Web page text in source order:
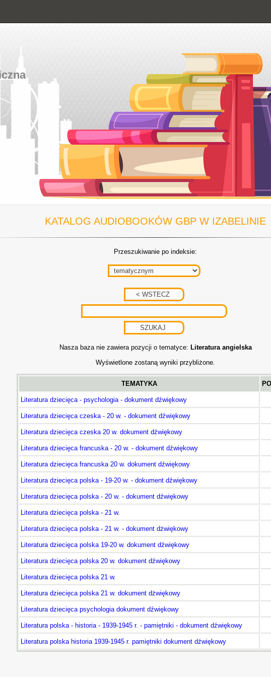
KATALOG AUDIOBOOKÓW GBP W IZABELINIE
Przeszukiwanie po indeksie:
Nasza baza nie zawiera pozycji o tematyce: Literatura angielska
Wyświetlone zostaną wyniki przybliżone.
TEMATYKA
Literatura dziecięca - psychologia - dokument dźwiękowy
Literatura dziecięca czeska - 20 w. - dokument dźwiękowy
Literatura dziecięca czeska 20 w. dokument dźwiękowy
Literatura dziecięca francuska - 20 w. - dokument dźwiękowy
Literatura dziecięca francuska 20 w. dokument dźwiękowy
Literatura dziecięca polska - 19-20 w. - dokument dźwiękowy
Literatura dziecięca polska - 20 w. - dokument dźwiękowy
Literatura dziecięca polska - 21 w.
Literatura dziecięca polska - 21 w. - dokument dżwiękowy
Literatura dziecięca polska 19-20 w. dokument dźwiękowy
Literatura dziecięca polska 20 w. dokument dźwiękowy
Literatura dziecięca polska 21 w.
Literatura dziecięca polska 21 w. dokument dżwiękowy
Literatura dziecięca psychologia dokument dźwiękowy
Literatura polska - historia - 1939-1945 r. - pamiętniki - dokument dźwiękowy
Literatura polska historia 1939-1945 r. pamiętniki dokument dźwiękowy